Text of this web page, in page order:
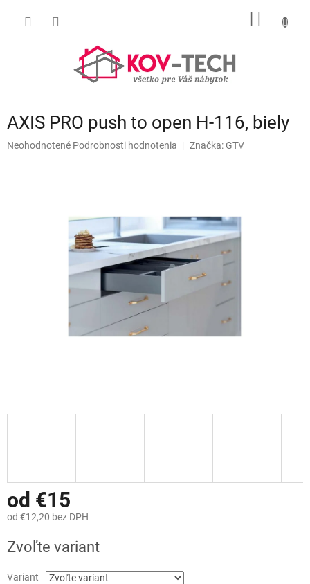
AXIS PRO push to open H-116, biely
Priemerné
Neohodnotené Podrobnosti hodnotenia Značka: GTV
od €15
od €12,20 bez DPH
cena:
Zvoľte variant
Variant